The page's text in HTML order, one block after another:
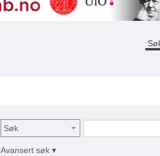
Søk
Avansert søk ▾